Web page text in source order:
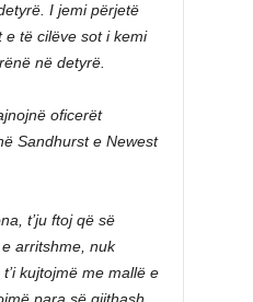
I jemi përjetë
të cilëve sot i kemi
në detyrë.
oficerët
Sandhurst e Newest
t’ju ftoj që së
arritshme, nuk
kujtojmë me mallë e